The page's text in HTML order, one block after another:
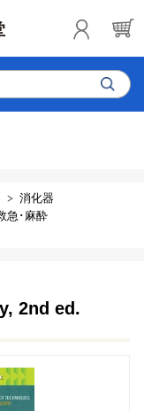
消化器
急･麻酔
2nd ed.